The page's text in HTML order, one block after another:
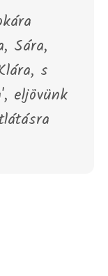
Sára,
s
eljövünk